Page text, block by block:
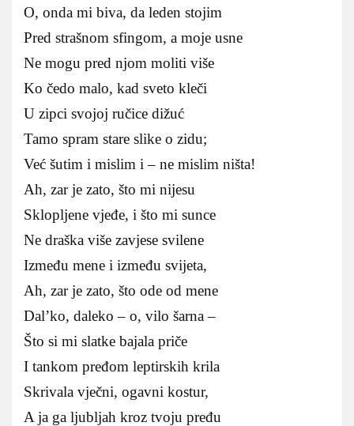
O, onda mi biva, da leden stojim
Pred strašnom sfingom, a moje usne
Ne mogu pred njom moliti više
Ko čedo malo, kad sveto kleči
U zipci svojoj ručice dižuć
Tamo spram stare slike o zidu;
Već šutim i mislim i – ne mislim ništa!
Ah, zar je zato, što mi nijesu
Sklopljene vjeđe, i što mi sunce
Ne draška više zavjese svilene
Između mene i između svijeta,
Ah, zar je zato, što ode od mene
Dal’ko, daleko – o, vilo šarna –
Što si mi slatke bajala priče
I tankom pređom leptirskih krila
Skrivala vječni, ogavni kostur,
A ja ga ljubljah kroz tvoju pređu